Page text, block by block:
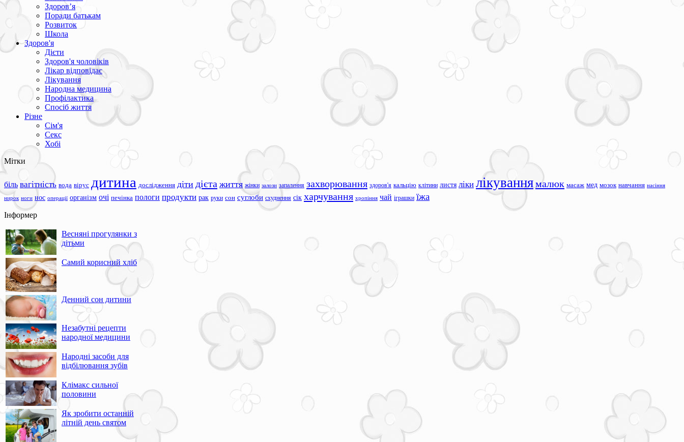
Здоров’я
Поради батькам
Розвиток
Школа
Здоров'я
Дієти
Здоров'я чоловіків
Лікар відповідає
Лікування
Народна медицина
Профілактика
Спосіб життя
Різне
Сім'я
Секс
Хобі
Мітки
біль вагітність вода вірус дитина дослідження діти дієта життя жінки залози запалення захворювання здоров'я кальцію клітини листя ліки лікуваннямалюк масаж мед мозок навчання насіння
нирок ноги нос операції організм очі печінка пологи продукти рак руки сон суглоби схуднення сік харчування хропіння чай іграшки їжа
Інформер
Весняні прогулянки з
дітьми
Самий корисний хліб
Денний сон дитини
Незабутні рецепти
народної медицини
Народні засоби для
відбілювання зубів
Клімакс сильної
половини
Як зробити останній
літній день святом